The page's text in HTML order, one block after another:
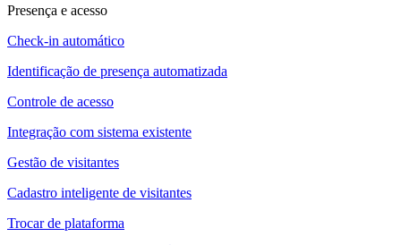
Presença e acesso
Check-in automático
Identificação de presença automatizada
Controle de acesso
Integração com sistema existente
Gestão de visitantes
Cadastro inteligente de visitantes
Trocar de plataforma